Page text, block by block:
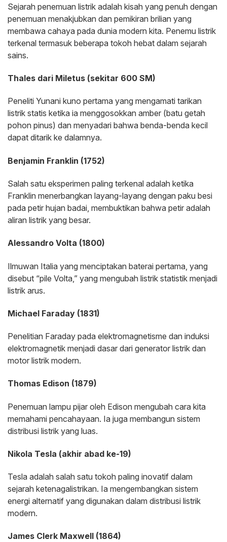
Sejarah penemuan listrik adalah kisah yang penuh dengan
penemuan menakjubkan dan pemikiran brilian yang
membawa cahaya pada dunia modern kita. Penemu listrik
terkenal termasuk beberapa tokoh hebat dalam sejarah
sains.
Thales dari Miletus (sekitar 600 SM)
Peneliti Yunani kuno pertama yang mengamati tarikan
listrik statis ketika ia menggosokkan amber (batu getah
pohon pinus) dan menyadari bahwa benda-benda kecil
dapat ditarik ke dalamnya.
Benjamin Franklin (1752)
Salah satu eksperimen paling terkenal adalah ketika
Franklin menerbangkan layang-layang dengan paku besi
pada petir hujan badai, membuktikan bahwa petir adalah
aliran listrik yang besar.
Alessandro Volta (1800)
Ilmuwan Italia yang menciptakan baterai pertama, yang
disebut “pile Volta,” yang mengubah listrik statistik menjadi
listrik arus.
Michael Faraday (1831)
Penelitian Faraday pada elektromagnetisme dan induksi
elektromagnetik menjadi dasar dari generator listrik dan
motor listrik modern.
Thomas Edison (1879)
Penemuan lampu pijar oleh Edison mengubah cara kita
memahami pencahayaan. Ia juga membangun sistem
distribusi listrik yang luas.
Nikola Tesla (akhir abad ke-19)
Tesla adalah salah satu tokoh paling inovatif dalam
sejarah ketenagalistrikan. Ia mengembangkan sistem
energi alternatif yang digunakan dalam distribusi listrik
modern.
James Clerk Maxwell (1864)